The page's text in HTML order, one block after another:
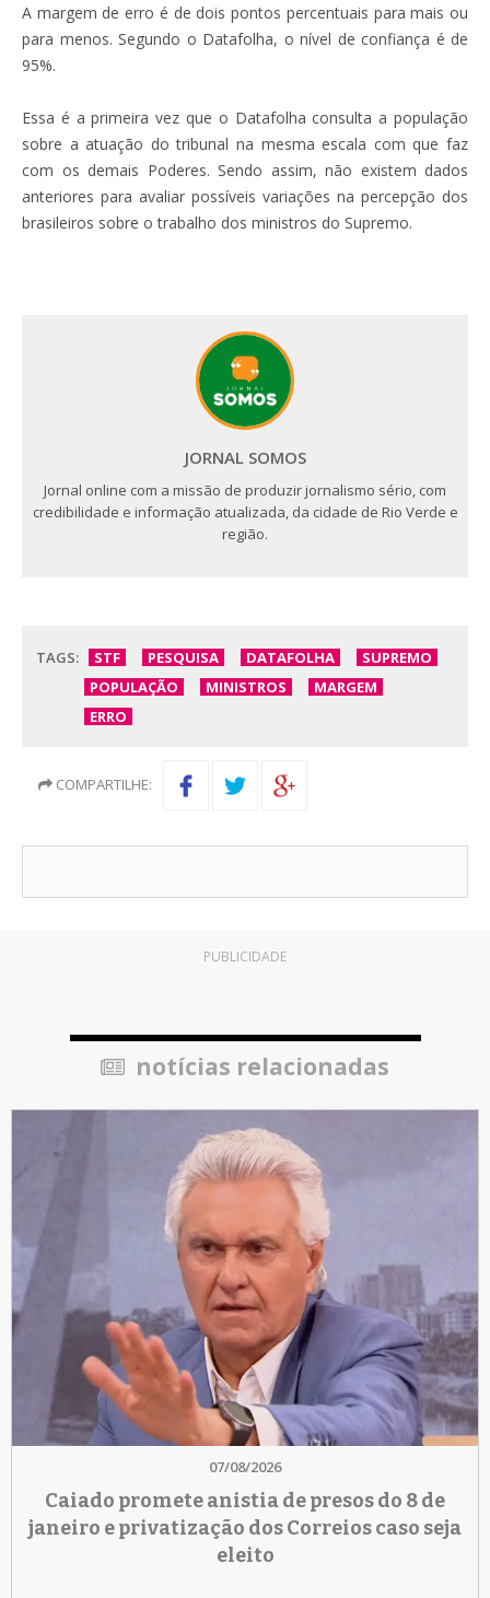
A margem de erro é de dois pontos percentuais para mais ou
para menos. Segundo o Datafolha, o nível de confiança é de
95%.
Essa é a primeira vez que o Datafolha consulta a população
sobre a atuação do tribunal na mesma escala com que faz
com os demais Poderes. Sendo assim, não existem dados
anteriores para avaliar possíveis variações na percepção dos
brasileiros sobre o trabalho dos ministros do Supremo.
JORNAL SOMOS
Jornal online com a missão de produzir jornalismo sério, com
credibilidade e informação atualizada, da cidade de Rio Verde e
região.
TAGS: STF PESQUISA DATAFOLHA
SUPREMO
POPULAÇÃO
MINISTROS
MARGEM
ERRO
COMPARTILHE:
PUBLICIDADE
notícias relacionadas
07/08/2026
Caiado promete anistia de presos do 8 de
janeiro e privatização dos Correios caso seja
eleito